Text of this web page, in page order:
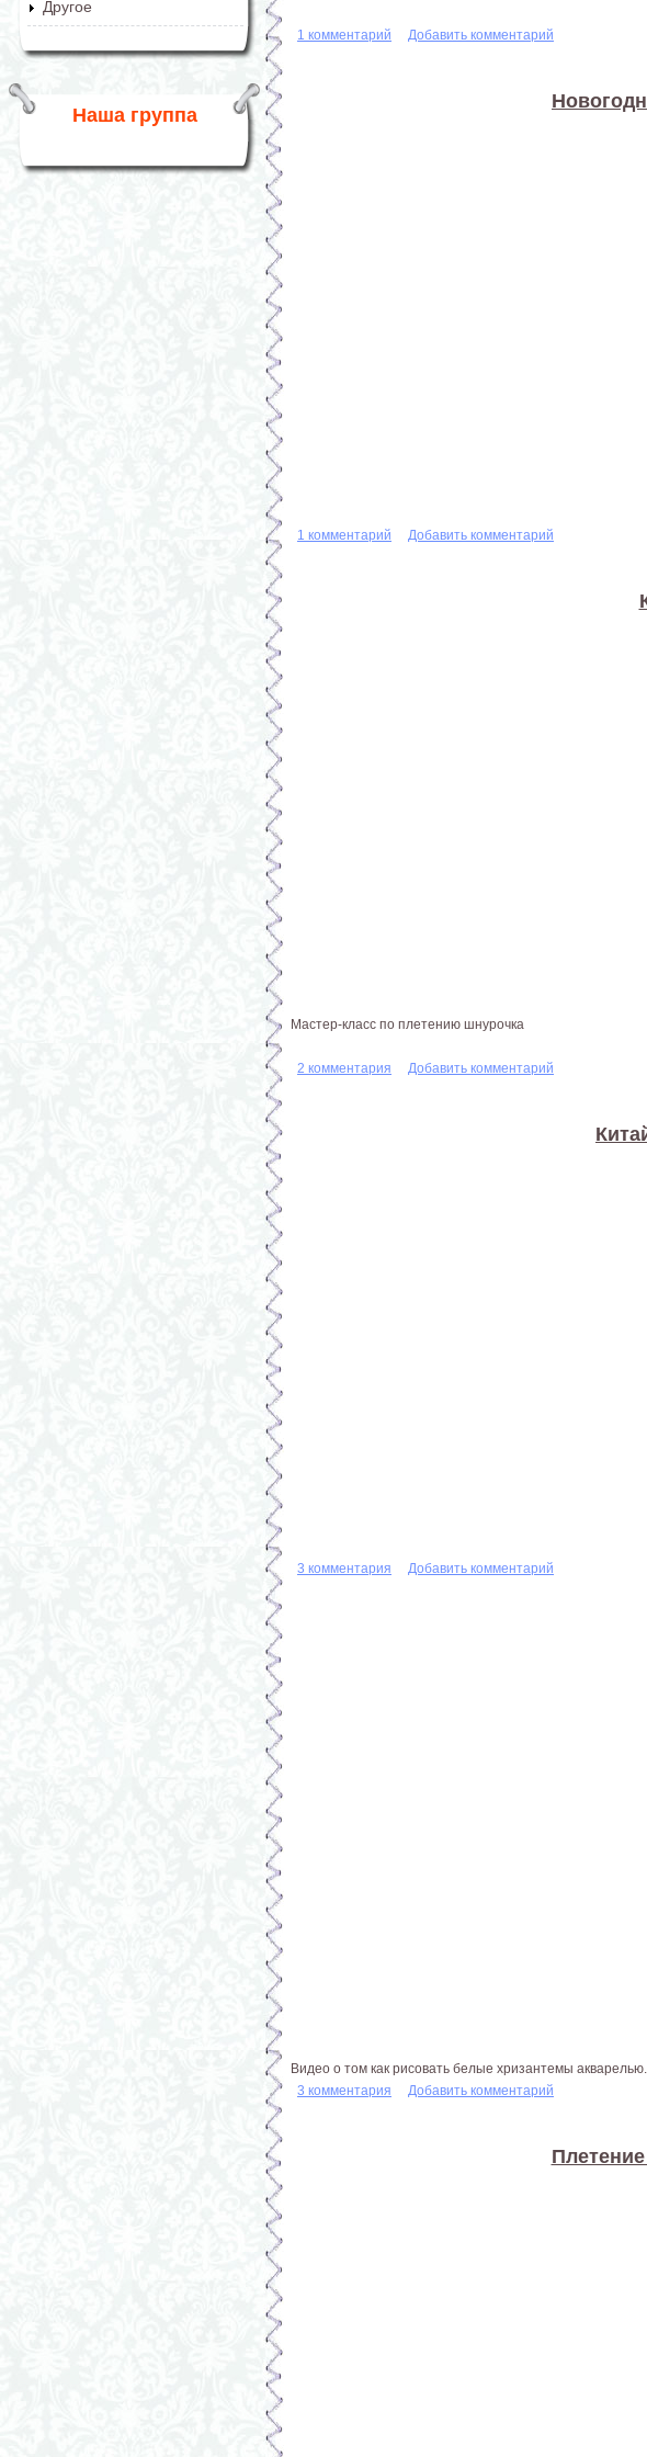
Другое
Наша группа
1 комментарий Добавить комментарий
1 комментарий Добавить комментарий
Мастер-класс по плетению шнурочка
2 комментария
Добавить комментарий
3 комментария Добавить комментарий
Видео о том как рисовать белые хризантемы акварелью.
3 комментария
Добавить комментарий